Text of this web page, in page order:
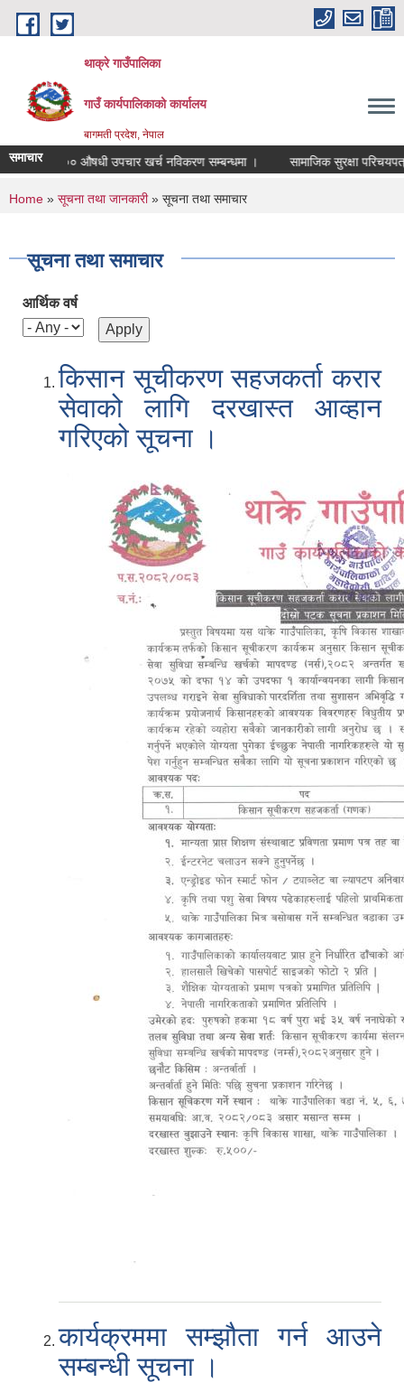
Skip to main content
थाक्रे गाउँपालिका
गाउँ कार्यपालिकाको कार्यालय
बागमती प्रदेश, नेपाल
समाचार
५००० औषधी उपचार खर्च नविकरण सम्बन्धमा । सामाजिक सुरक्षा परिचयपत्र
You are here
Home » सूचना तथा जानकारी» सूचना तथा समाचार
सूचना तथा समाचार
आर्थिक वर्ष
किसान सूचीकरण सहजकर्ता करार
सेवाको लागि दरखास्त आव्हान
गरिएको सूचना ।
कार्यक्रममा सम्झौता गर्न आउने
सम्बन्धी सूचना ।